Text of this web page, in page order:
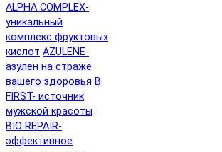
ALPHA COMPLEX-
уникальный
комплекс фруктовых
кислот AZULENE-
азулен на страже
вашего здоровья B
FIRST- источник
мужской красоты
BIO REPAIR-
эффективное